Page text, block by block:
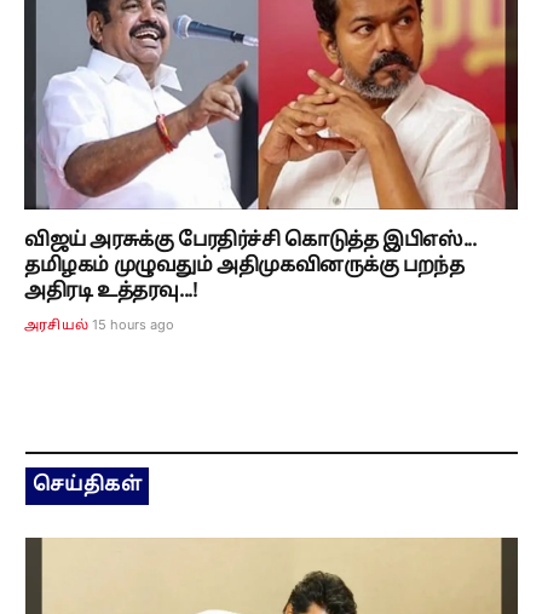
விஜய் அரசுக்கு பேரதிர்ச்சி கொடுத்த இபிஎஸ்...
தமிழகம் முழுவதும் அதிமுகவினருக்கு பறந்த
அதிரடி உத்தரவு...!
அரசியல் 15 hours ago
செய்திகள்